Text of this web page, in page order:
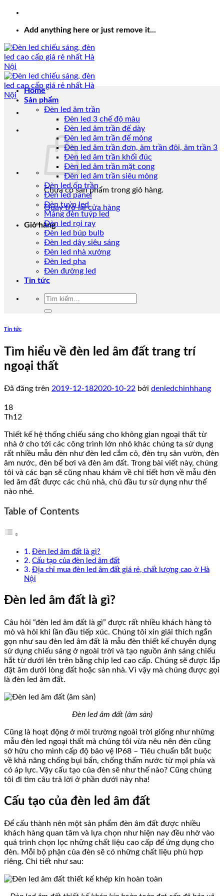
Add anything here or just remove it...
Chưa có sản phẩm trong giỏ hàng.
Quay trở lại cửa hàng
Giỏ hàng
Home
Sản phẩm
Đèn led âm trần
Đèn led 3 chế độ màu
Đèn led âm trần đế dày
Đèn led âm trần đế mỏng
Đèn led âm trần đơn, âm trần đôi, âm trần 3
Đèn led âm trần khối đúc
Đèn led âm trần mặt cong
Đèn led âm trần siêu mỏng
Đèn led ốp trần
Đèn led panel
Đèn tuýp led
Máng đèn tuýp led
Đèn led rọi ray
Đèn led búp bulb
Đèn led dây siêu sáng
Đèn led nhà xưởng
Đèn led pha
Đèn đường led
Tin tức
Tìm
Tin tức
Tìm hiểu về đèn led âm đất trang trí
ngoại thất
Đã đăng trên 2019-12-182020-10-22 bởi denledchinhhang
18
Th12
Thiết kế hệ thống chiếu sáng cho không gian ngoại thất từ
nhà ở cho tới các công trình lớn nhỏ khác chúng ta sử dụng
rất nhiều mẫu đèn như đèn led cắm cỏ, đèn trụ sân vườn, đèn
âm nước, đèn bể bơi và đèn âm đất. Trong bài viết này, chúng
tôi và các bạn sẽ cũng nhau khám về chi tiết hơn về mẫu đèn
led âm đất được các chủ nhà, chủ đầu tư sử dụng như thế
nào nhé.
Table of Contents
Đèn led âm đất là gì?
Cấu tạo của đèn led âm đất
Địa chỉ mua đèn led âm đất giá rẻ, chất lượng cao ở Hà
Nội
Đèn led âm đất là gì?
Câu hỏi “đèn led âm đất là gì” được rất nhiều khách hàng tò
mò và hỏi khi lần đầu tiếp xúc. Chúng tôi xin giải thích ngắn
gọn như sau đèn led âm đất là mẫu đèn thiết kế chuyên dụng
sử dụng chiếu sáng ở ngoài trời và tạo nguồn ánh sáng chiếu
hắt từ dưới lên trên bằng chip led cao cấp. Chúng sẽ được lắp
đặt âm dưới lòng đất hoặc sàn nhà. Vì vậy mà chúng được gọi
là đèn led âm đất.
Đèn led âm đất (âm sàn)
Cũng là hoạt động ở môi trường ngoài trời giống như những
mẫu đèn led ngoại thất mà chúng tôi vừa nêu nên đèn cũng
sở hữu cho mình cấp độ bảo vệ IP68 – Tiêu chuẩn bắt buộc
về khả năng chống bụi bẩn, chống thấm nước từ mọi phía và
có áp lực. Vậy cấu tạo của đèn sẽ như thế nào? Cũng chúng
tôi đi tìm câu trả lời ở phần dưới này nha!
Cấu tạo của đèn led âm đất
Để cấu thành nên một sản phẩm đèn âm đất được nhiều
khách hàng quan tâm và lựa chọn như hiện nay đều nhờ vào
quá trình chọn lọc những chất liệu cao cấp để ứng dụng cho
đèn. Mỗi bộ phận của đèn sẽ có những chất liệu phù hợp
riêng. Chi tiết như sau: